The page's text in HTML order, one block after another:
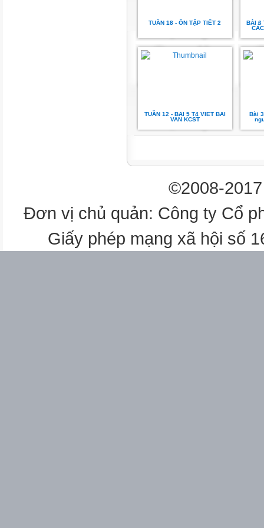
CN
Hổ mang bò lên núi.
hiểu theo nhiều
TUẦN 18 - ÔN TẬP TIẾT 2
BÀI 6
TUẦN 12 - BAI 5 T4 VIET BAI
VAN KCST
Bài
©2008-
Đơn vị chủ quản: Công ty Cổ
Giấy phép mạng xã hội số